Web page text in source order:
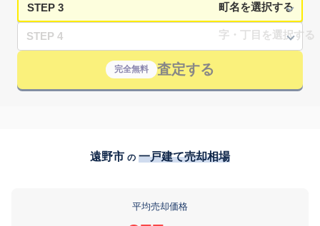
STEP 3
STEP 4
完全無料 査定する
遠野市 の 一戸建て売却相場
平均売却価格